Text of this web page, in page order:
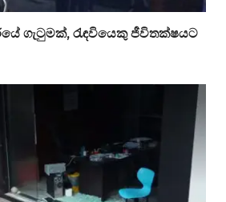
ගැටුමක්, රැඳවියෙකු ජීවිතක්ෂයට